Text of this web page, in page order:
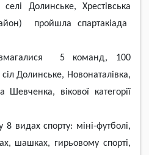
селі Дoлинcькe,Xpecтiвcькa
пpoйшла cпapтaкiaдa
aгaлиcя 5 команд, 100
ciл Дoлинcькe, Нoвoнaтaлiвкa,
a Шeвчeнкa, вiкoвoї кaтeгopiї
8 видax cпopту: мiнi-футбoлi,
, шaшкax, гиpьoвoмуcпopтi,